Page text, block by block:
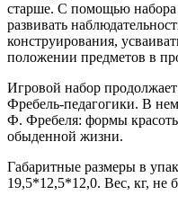
старше. С помощью
развивать
конструирования,
положении предметов в
Игровой набор
Фребель-педагогики. В
Ф. Фребеля: формы
обыденной жизни.
Габаритные размеры в
19,5*12,5*12,0. Вес, кг, не